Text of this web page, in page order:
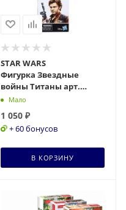
STAR WARS
Фигурка Звездные
войны Титаны арт.
E2380EU4
Мало
1 050₽
+ 60 бонусов
В КОРЗИНУ